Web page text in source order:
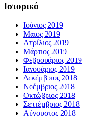
Ιστορικό
Ιούνιος 2019
Μάιος 2019
Απρίλιος 2019
Μάρτιος 2019
Φεβρουάριος 2019
Ιανουάριος 2019
Δεκέμβριος 2018
Νοέμβριος 2018
Οκτώβριος 2018
Σεπτέμβριος 2018
Αύγουστος 2018